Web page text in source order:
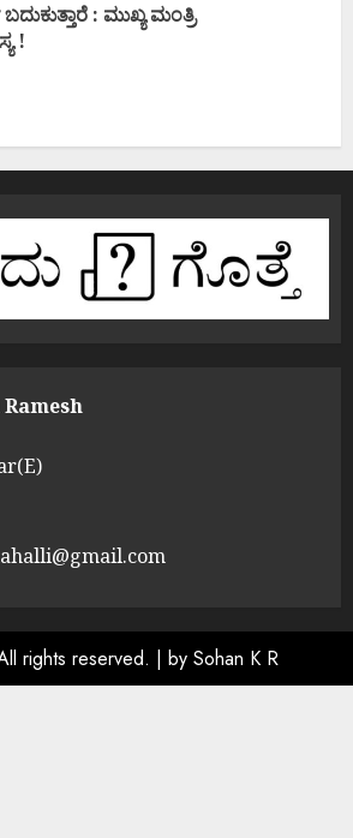
: ಮುಖ್ಯ ಮಂತ್ರಿ
!
rights reserved. | by Sohan K R